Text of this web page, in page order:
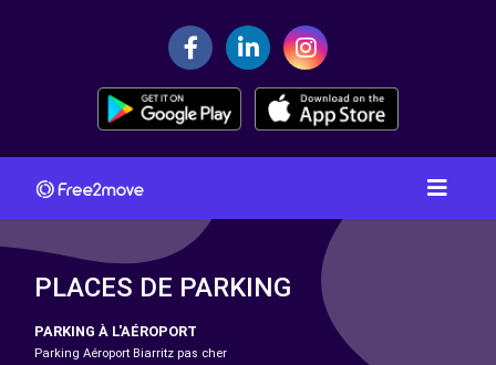
PLACES DE PARKING
PARKING À L'AÉROPORT
Parking Aéroport Biarritz pas cher